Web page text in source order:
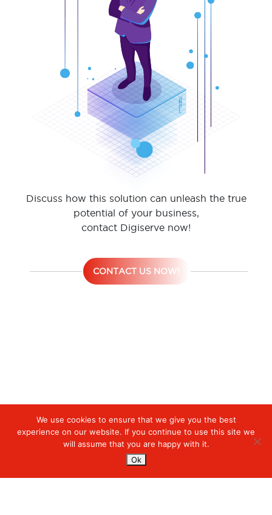
Discuss how this solution can unleash the true
potential of your business,
contact Digiserve now!
CONTACT US NOW!
We use cookies to ensure that we give you the best
experience on our website. If you continue to use this site we
will assume that you are happy with it.
Ok
Digiserve » Wireless LAN (WLAN)